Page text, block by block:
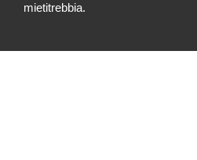
mietitrebbia.